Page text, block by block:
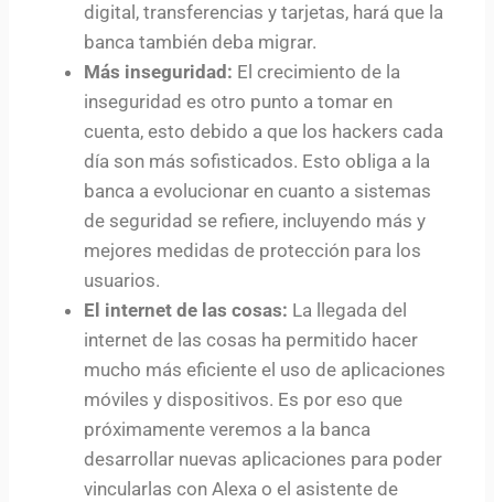
digital, transferencias y tarjetas, hará que la
banca también deba migrar.
Más inseguridad: El crecimiento de la
inseguridad es otro punto a tomar en
cuenta, esto debido a que los hackers cada
día son más sofisticados. Esto obliga a la
banca a evolucionar en cuanto a sistemas
de seguridad se refiere, incluyendo más y
mejores medidas de protección para los
usuarios.
El internet de las cosas: La llegada del
internet de las cosas ha permitido hacer
mucho más eficiente el uso de aplicaciones
móviles y dispositivos. Es por eso que
próximamente veremos a la banca
desarrollar nuevas aplicaciones para poder
vincularlas con Alexa o el asistente de